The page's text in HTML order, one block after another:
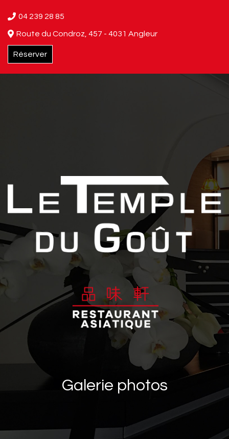
04 239 28 85
Route du Condroz, 457 - 4031 Angleur
Réserver
Galerie photos